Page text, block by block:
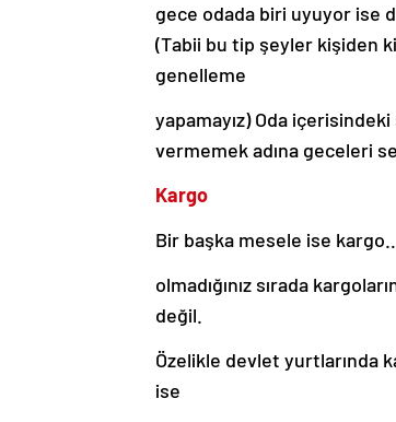
gece odada biri uyuyor ise
(Tabii bu tip şeyler kişiden
genelleme
yapamayız) Oda
vermemek adına geceleri
Kargo
Bir başka mesele ise
olmadığınız sırada
değil.
Özelikle devlet yurtlarında
ise